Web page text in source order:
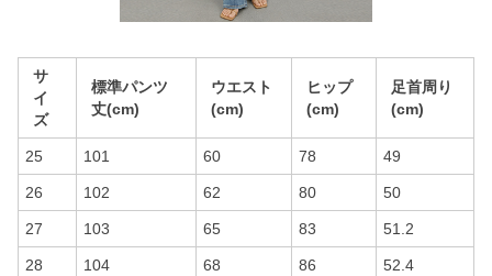
サ
イ
ズ
標準パンツ
丈(cm)
ウエスト
(cm)
ヒップ
(cm)
足首周り
(cm)
25 101 60 78 49
26 102 62 80 50
27 103 65 83 51.2
28 104 68 86 52.4